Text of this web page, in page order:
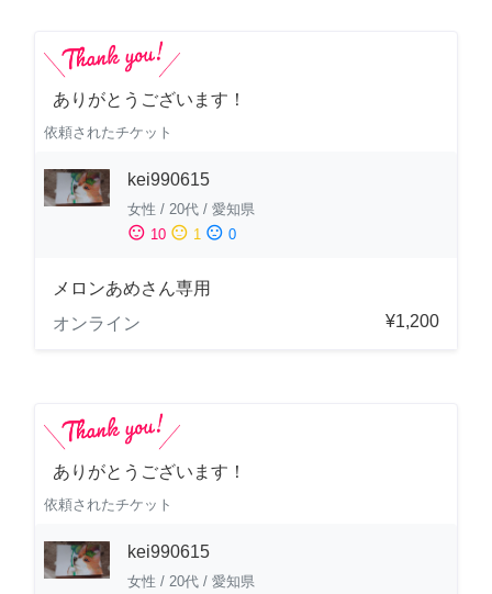
ありがとうございます！
依頼されたチケット
kei990615
女性 / 20代 / 愛知県
sentiment_satisfied 10 sentiment_neutral 1 sentiment_dissatisfied 0
メロンあめさん専用
オンライン
¥1,200
ありがとうございます！
依頼されたチケット
kei990615
女性 / 20代 / 愛知県